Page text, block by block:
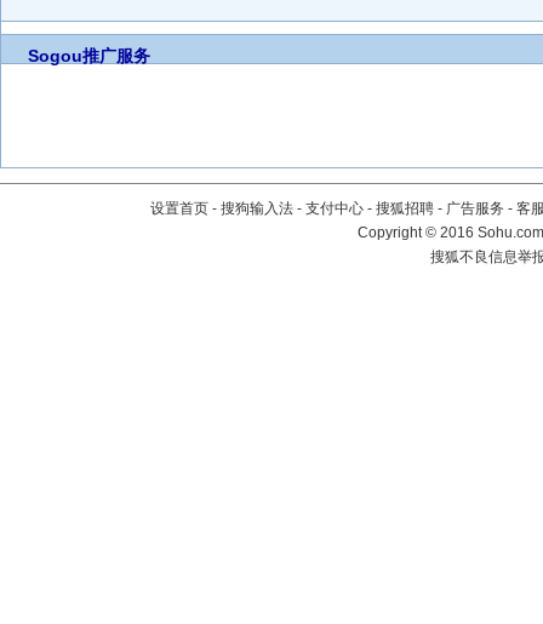
Sogou推广服务
设置首页 - 搜狗输入法 - 支付中心 - 搜狐招聘 - 广告服务 - 客
Copyright©2016
搜狐不良信息举